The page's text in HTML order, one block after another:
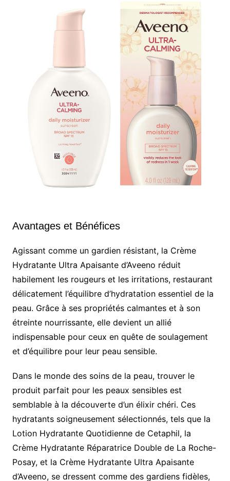
Avantages et Bénéfices
Agissant comme un gardien résistant, la Crème
Hydratante Ultra Apaisante d’Aveeno réduit
habilement les rougeurs et les irritations, restaurant
délicatement l’équilibre d’hydratation essentiel de la
peau. Grâce à ses propriétés calmantes et à son
étreinte nourrissante, elle devient un allié
indispensable pour ceux en quête de soulagement
et d’équilibre pour leur peau sensible.
Dans le monde des soins de la peau, trouver le
produit parfait pour les peaux sensibles est
semblable à la découverte d’un élixir chéri. Ces
hydratants soigneusement sélectionnés, tels que la
Lotion Hydratante Quotidienne de Cetaphil, la
Crème Hydratante Réparatrice Double de La Roche-
Posay, et la Crème Hydratante Ultra Apaisante
d’Aveeno, se dressent comme des gardiens fidèles,